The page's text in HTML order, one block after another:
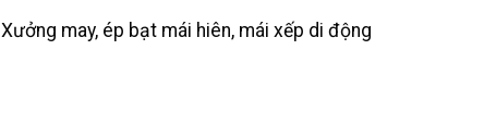
Xưởng may, ép bạt mái hiên, mái xếp di động